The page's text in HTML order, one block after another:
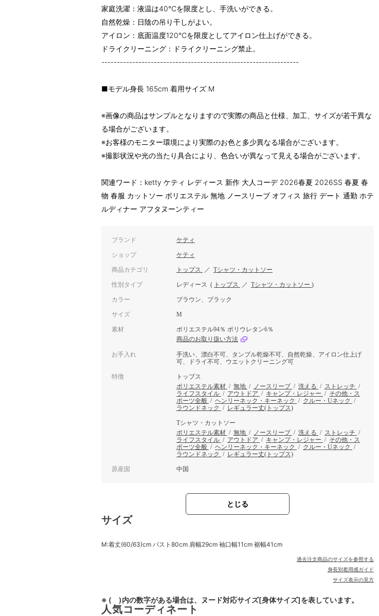
家庭洗濯：液温は40℃を限度とし、手洗いができる。
自然乾燥：日陰の吊り干しがよい。
アイロン：底面温度120℃を限度としてアイロン仕上げができる。
ドライクリーニング：ドライクリーニング禁止。
----------------------------------------------------------------
■モデル身長 165cm 着用サイズ M
※画像の商品はサンプルとなりますので実際の商品と仕様、加工、サイズが若干異な
る場合がございます。
※お客様のモニター環境により実際のお色と多少異なる場合がございます。
※撮影状況や光の当たり具合により、色合いが異なって見える場合がございます。
関連ワード：ketty ケティ レディース 新作 大人コーデ 2026春夏 2026SS 春夏 春
物 春服 カットソー ポリエステル 無地 ノースリーブ オフィス 旅行 デート 通勤 ホテ
ルディナー アフタヌーンティー
ブランド ケティ
ショップ ケティ
商品カテゴリ トップス ／ Tシャツ・カットソー
性別タイプ レディース ( トップス ／ Tシャツ・カットソー )
カラー ブラウン、ブラック
サイズ M
素材
ポリエステル94％ ポリウレタン6％
商品のお取り扱い方法
お手入れ
手洗い、漂白不可、タンブル乾燥不可、自然乾燥、アイロン仕上げ
可、ドライ不可、ウエットクリーニング可
特徴
トップス
ポリエステル素材 / 無地 / ノースリーブ / 洗える / ストレッチ /
ライフスタイル / アウトドア / キャンプ・レジャー / その他・ス
ポーツ全般 / ヘンリーネック・キーネック / クルー・Uネック /
ラウンドネック / レギュラー丈(トップス)
Tシャツ・カットソー
ポリエステル素材 / 無地 / ノースリーブ / 洗える / ストレッチ /
ライフスタイル / アウトドア / キャンプ・レジャー / その他・ス
ポーツ全般 / ヘンリーネック・キーネック / クルー・Uネック /
ラウンドネック / レギュラー丈(トップス)
原産国 中国
とじる
サイズ
M:着丈(60/63)cm バスト80cm 肩幅29cm 袖口幅11cm 裾幅41cm
過去注文商品のサイズを参照する
身長別着用感ガイド
サイズ表示の見方
※ ( )内の数字がある場合は、ヌード対応サイズ[身体サイズ]を表しています。
人気コーディネート